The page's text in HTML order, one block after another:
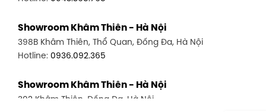
452 Nguyễn Ái Quốc, Tân Tiến, TP. Biên Hòa, Đồng Nai
Showroom Khâm Thiên - Hà Nội
398B Khâm Thiên, Thổ Quan, Đống Đa, Hà Nội
Hotline: 0936.092.365
Showroom Khâm Thiên - Hà Nội
302 Khâm Thiên, Đống Đa, Hà Nội